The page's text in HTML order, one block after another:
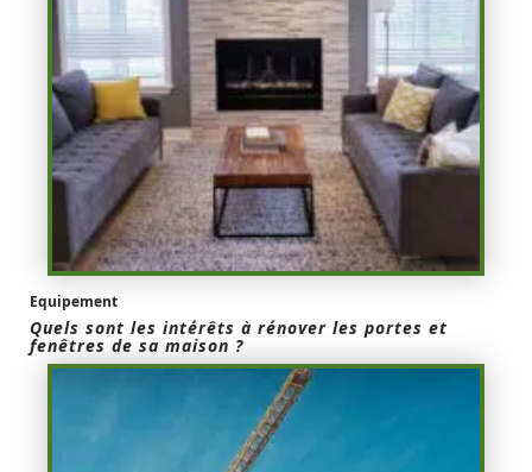
Equipement
Quels sont les intérêts à rénover les portes et
fenêtres de sa maison ?